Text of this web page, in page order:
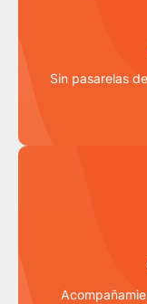
Sin pasarelas